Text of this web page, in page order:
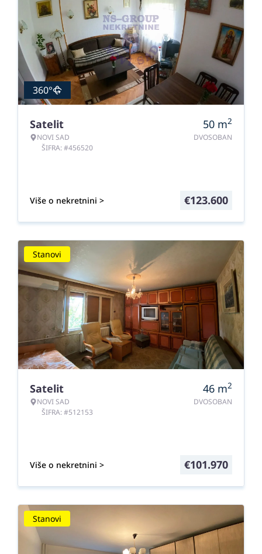
360°
Satelit
NOVI SAD
ŠIFRA: #456520
50 m2
DVOSOBAN
Više o nekretnini > €123.600
Stanovi
Satelit
NOVI SAD
ŠIFRA: #512153
46 m2
DVOSOBAN
Više o nekretnini > €101.970
Stanovi